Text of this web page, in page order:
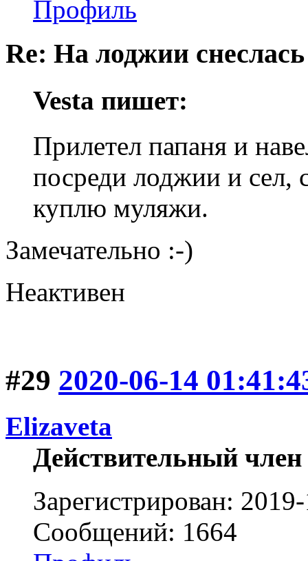
Профиль
Re: На лоджии
Vesta пишет:
Прилетел папаня и
посреди лоджии и сел,
куплю муляжи.
Замечательно :-)
Неактивен
#29 2020-06-14
Elizaveta
Действительный член
Зарегистрирован:
Сообщений: 1664